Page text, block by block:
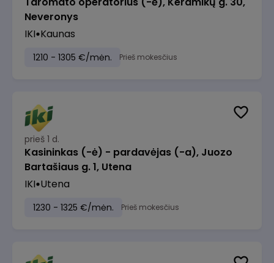
Neveronys
IKI Kaunas
1210 - 1305 €/mėn. Prieš mokesčius
prieš 1 d.
Kasininkas (-ė) - pardavėjas (-a), Juozo
Bartašiaus g. 1, Utena
IKI Utena
1230 - 1325 €/mėn. Prieš mokesčius